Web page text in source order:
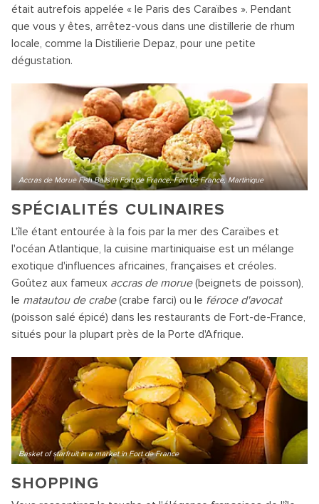
était autrefois appelée « le Paris des Caraïbes ». Pendant
que vous y êtes, arrêtez-vous dans une distillerie de rhum
locale, comme la Distilierie Depaz, pour une petite
dégustation.
Accras de Morue Fish Balls in Fort de France, Fort de France, Martinique
SPÉCIALITÉS CULINAIRES
L'île étant entourée à la fois par la mer des Caraïbes et
l'océan Atlantique, la cuisine martiniquaise est un mélange
exotique d'influences africaines, françaises et créoles.
Goûtez aux fameux accras de morue(beignets de poisson),
le matautou de crabe(crabe farci) ou le féroce d'avocat
(poisson salé épicé) dans les restaurants de Fort-de-France,
situés pour la plupart près de la Porte d'Afrique.
Basket of starfruit in a market in Fort de France
SHOPPING